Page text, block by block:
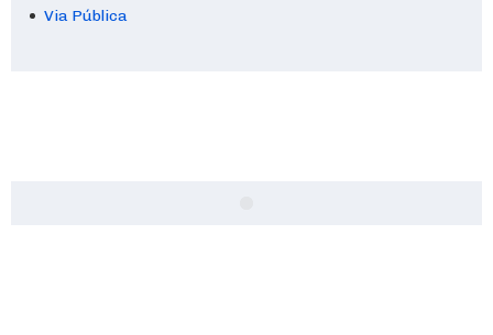
Via Pública